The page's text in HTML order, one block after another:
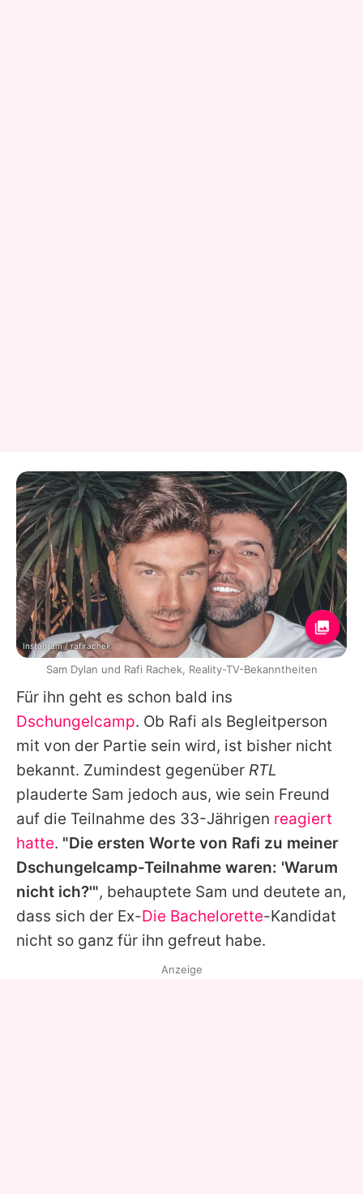
Für ihn geht es schon bald ins
Dschungelcamp. Ob Rafi als Begleitperson
mit von der Partie sein wird, ist bisher nicht
bekannt. Zumindest gegenüber RTL
plauderte Sam jedoch aus, wie sein Freund
auf die Teilnahme des 33-Jährigen reagiert
hatte. "Die ersten Worte von Rafi zu meiner
Dschungelcamp-Teilnahme waren: 'Warum
nicht ich?'", behauptete Sam und deutete an,
dass sich der Ex-Die Bachelorette-Kandidat
nicht so ganz für ihn gefreut habe.
Instagram / rafirachek
Sam Dylan und Rafi Rachek, Reality-TV-Bekanntheiten
Anzeige